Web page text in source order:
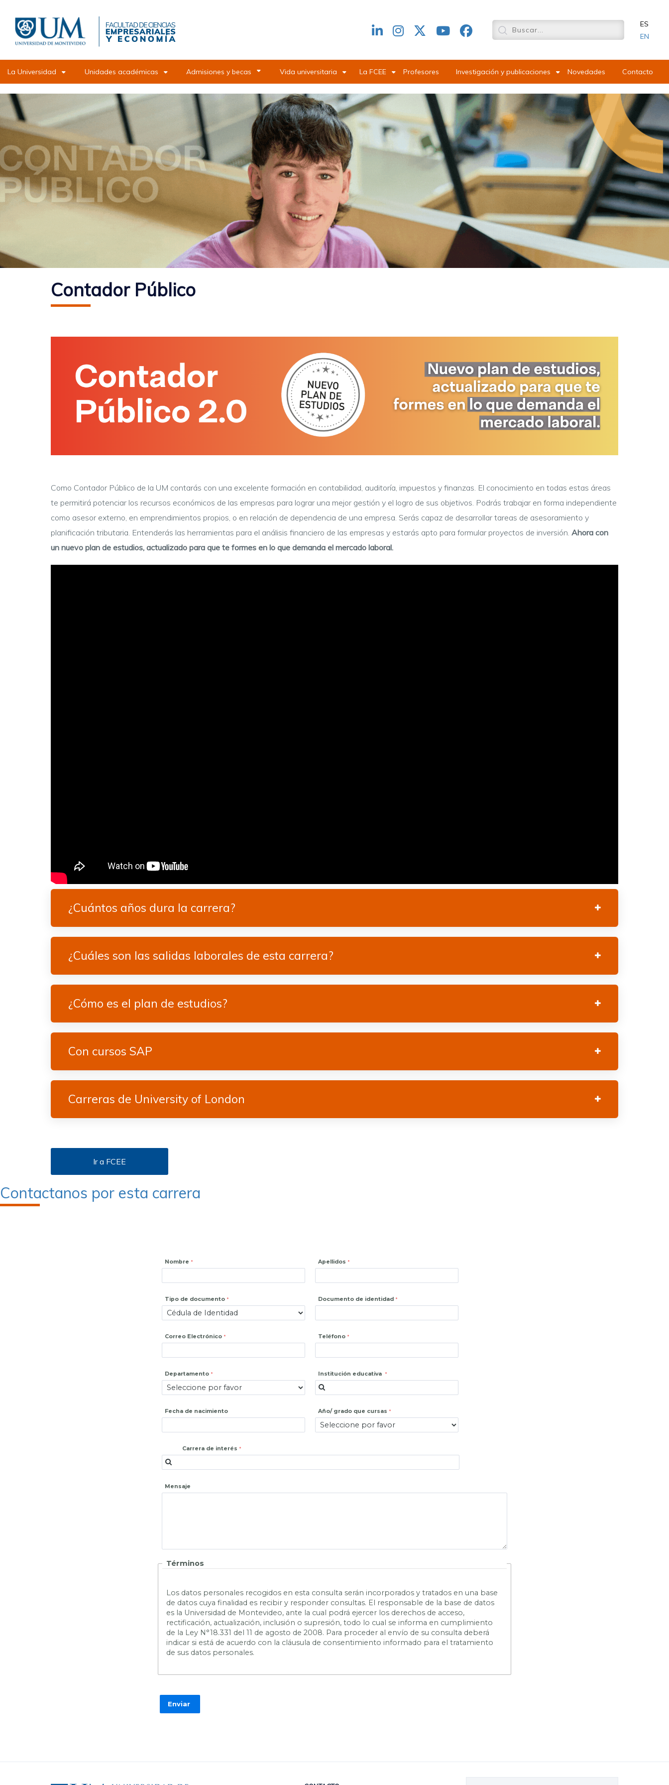
contenido
principal
Redes
header
ES
EN
La Universidad Unidades académicas Admisiones y becas Vida universitaria La FCEE Profesores Investigación y publicaciones Novedades Contacto
Contador Público
Como Contador Público de la UM contarás con una excelente formación en contabilidad, auditoría, impuestos y finanzas. El conocimiento en todas estas áreas
te permitirá potenciar los recursos económicos de las empresas para lograr una mejor gestión y el logro de sus objetivos. Podrás trabajar en forma independiente
como asesor externo, en emprendimientos propios, o en relación de dependencia de una empresa. Serás capaz de desarrollar tareas de asesoramiento y
planificación tributaria. Entenderás las herramientas para el análisis financiero de las empresas y estarás apto para formular proyectos de inversión. Ahora con
un nuevo plan de estudios, actualizado para que te formes en lo que demanda el mercado laboral.
¿Cuántos años dura la carrera?
¿Cuáles son las salidas laborales de esta carrera?
¿Cómo es el plan de estudios?
Con cursos SAP
Carreras de University of London
Ir a FCEE
Contactanos por esta carrera
Nombre Apellidos
Tipo de documento Documento de identidad
Correo Electrónico Teléfono
Departamento Institución educativa
Fecha de nacimiento Año/ grado que cursas
Carrera de interés
Mensaje
Términos
Los datos personales recogidos en esta consulta serán incorporados y tratados en una base
de datos cuya finalidad es recibir y responder consultas. El responsable de la base de datos
es la Universidad de Montevideo, ante la cual podrá ejercer los derechos de acceso,
rectificación, actualización, inclusión o supresión, todo lo cual se informa en cumplimiento
de la Ley N°18.331 del 11 de agosto de 2008. Para proceder al envío de su consulta deberá
indicar si está de acuerdo con la cláusula de consentimiento informado para el tratamiento
de sus datos personales.